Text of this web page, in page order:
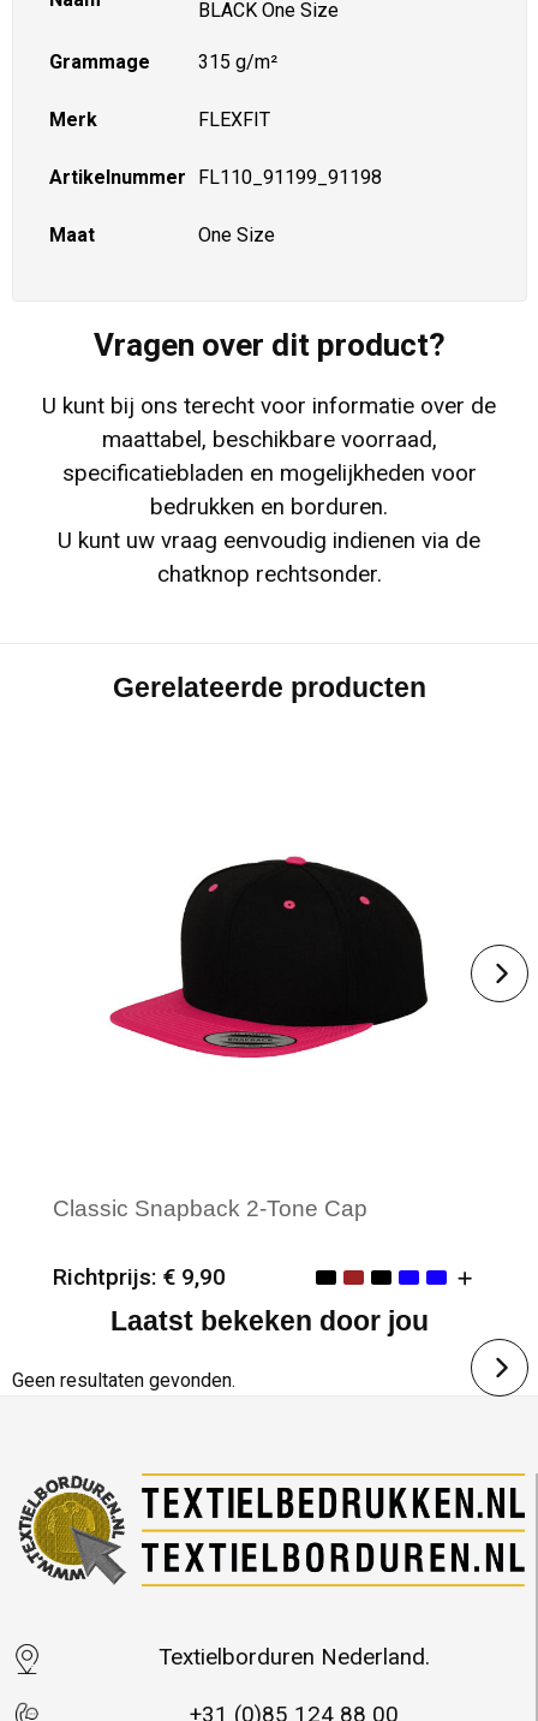
BLACK One Size
Grammage 315 g/m²
Merk FLEXFIT
Artikelnummer FL110_91199_91198
Maat One Size
Vragen over dit product?
U kunt bij ons terecht voor informatie over de
maattabel, beschikbare voorraad,
specificatiebladen en mogelijkheden voor
bedrukken en borduren.
U kunt uw vraag eenvoudig indienen via de
chatknop rechtsonder.
Gerelateerde producten
Classic Snapback 2-Tone Cap
Richtprijs: € 9,90
Minimale afname: 25
Laatst bekeken door jou
Geen resultaten gevonden.
Textielborduren Nederland.
+31 (0)85 124 88 00